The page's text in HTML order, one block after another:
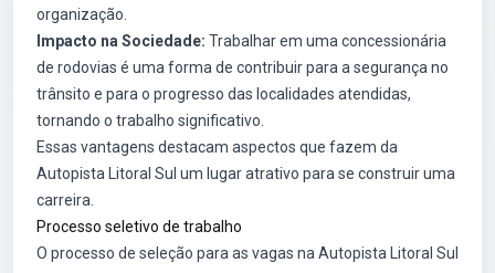
organização.
Impacto na Sociedade: Trabalhar em uma concessionária
de rodovias é uma forma de contribuir para a segurança no
trânsito e para o progresso das localidades atendidas,
tornando o trabalho significativo.
Essas vantagens destacam aspectos que fazem da
Autopista Litoral Sul um lugar atrativo para se construir uma
carreira.
Processo seletivo de trabalho
O processo de seleção para as vagas na Autopista Litoral Sul